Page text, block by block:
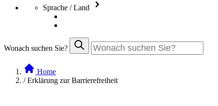
Sprache / Land
Wonach suchen Sie?
Home
/ Erklärung zur Barrierefreiheit